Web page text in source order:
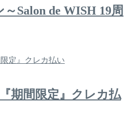
Salon de WISH 19周
期間限定』クレカ払